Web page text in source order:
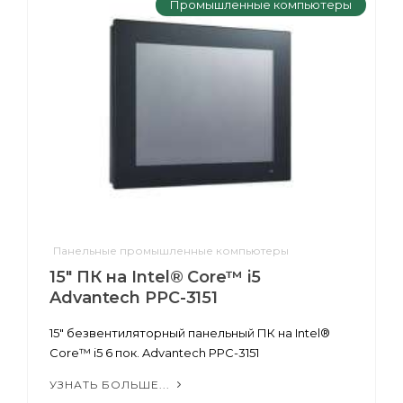
Промышленные компьютеры
Панельные промышленные компьютеры
15" ПК на Intel® Core™ i5
Advantech PPC-3151
15" безвентиляторный панельный ПК на Intel®
Core™ i5 6 пок. Advantech PPC-3151
УЗНАТЬ БОЛЬШЕ...